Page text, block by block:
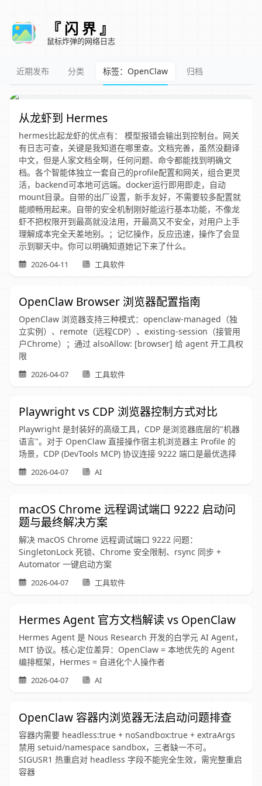
『 闪 界 』
鼠标炸弹的网络日志
近期发布 分类 标签：OpenClaw 归档
从龙虾到 Hermes
hermes比起龙虾的优点有： 模型报错会输出到控制台。网关
有日志可查，关键是我知道在哪里查。文档完善，虽然没翻译
中文，但是人家文档全啊，任何问题、命令都能找到明确文
档。各个智能体独立一套自己的profile配置和网关，组合更灵
活，backend可本地可远端。docker运行即用即走，自动
mount目录。自带的出厂设置，新手友好，不需要较多配置就
能顺畅用起来。自带的安全机制刚好能运行基本功能，不像龙
虾不把权限开到最高就没法用，开最高又不安全，对用户上手
理解成本完全天差地别。；记忆操作，反应迅速，操作了会显
示到聊天中。你可以明确知道她记下来了什么。
2026-04-11 工具软件
OpenClaw Browser 浏览器配置指南
OpenClaw 浏览器支持三种模式：openclaw-managed（独
立实例）、remote（远程CDP）、existing-session（接管用
户Chrome）；通过 alsoAllow: [browser] 给 agent 开工具权
限
2026-04-07 工具软件
Playwright vs CDP 浏览器控制方式对比
Playwright 是封装好的高级工具，CDP 是浏览器底层的"机器
语言"。对于 OpenClaw 直接操作宿主机浏览器主 Profile 的
场景，CDP (DevTools MCP) 协议连接 9222 端口是最优选择
2026-04-07 AI
macOS Chrome 远程调试端口 9222 启动问
题与最终解决方案
解决 macOS Chrome 远程调试端口 9222 问题：
SingletonLock 死锁、Chrome 安全限制、rsync 同步 +
Automator 一键启动方案
2026-04-07 工具软件
Hermes Agent 官方文档解读 vs OpenClaw
Hermes Agent 是 Nous Research 开发的白学元 AI Agent，
MIT 协议。核心定位差异：OpenClaw = 本地优先的 Agent
编排框架，Hermes = 自进化个人操作者
2026-04-07 AI
OpenClaw 容器内浏览器无法启动问题排查
容器内需要 headless:true + noSandbox:true + extraArgs
禁用 setuid/namespace sandbox，三者缺一不可。
SIGUSR1 热重启对 headless 字段不能完全生效，需完整重启
容器